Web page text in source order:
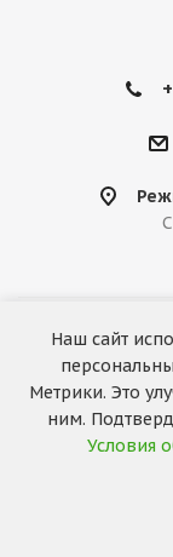
Наш сайт
Метрики. Это
ним.
Условия